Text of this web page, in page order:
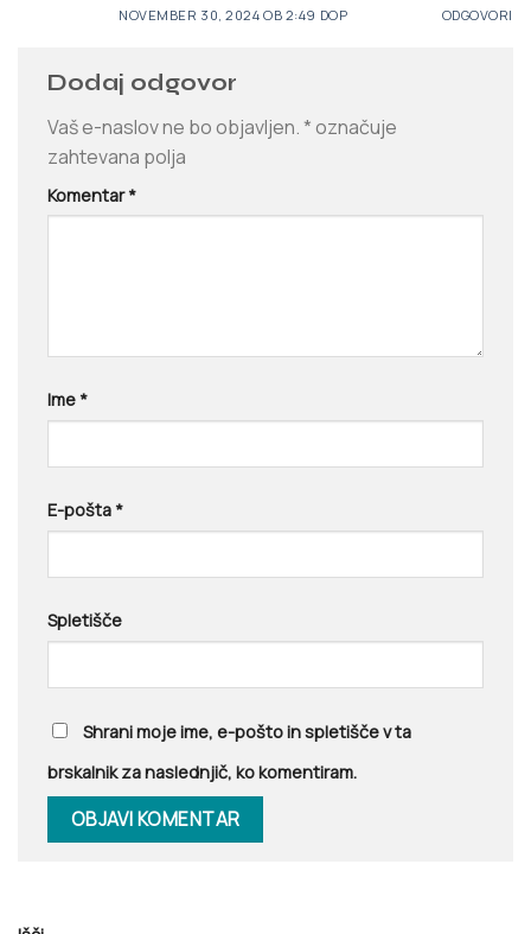
NOVEMBER 30, 2024 OB 2:49 DOP ODGOVORI
Dodaj odgovor
Vaš e-naslov ne bo objavljen.*označuje
zahtevana polja
Komentar*
Ime *
E-pošta *
Spletišče
Shrani moje ime, e-pošto in spletišče v ta
brskalnik za naslednjič, ko komentiram.